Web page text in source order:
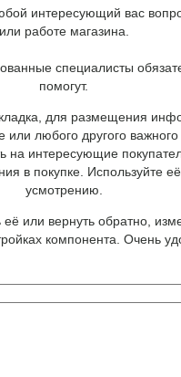
интересующий вас
или работе магазина.
специалисты
помогут.
для размещения
или любого другого важного
на интересующие
в покупке. Используйте
усмотрению.
или вернуть обратно,
компонента. Очень